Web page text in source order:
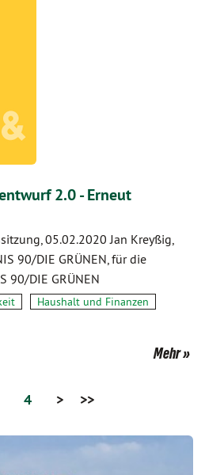
2.0 - Erneut
05.02.2020 Jan Kreyßig,
90/DIE GRÜNEN, für die
90/DIE GRÜNEN
Haushalt und Finanzen
Mehr
4 > >>